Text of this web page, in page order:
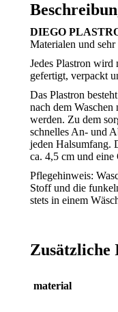
DIEGO
Materialen und
Jedes Plastron
gefertigt, verpackt
Das Plastron
nach dem Waschen
werden. Zu dem
schnelles An- und
jeden Halsumfang.
ca. 4,5 cm und eine
Pflegehinweis:
Stoff und die
stets in einem
Zusätzliche
material